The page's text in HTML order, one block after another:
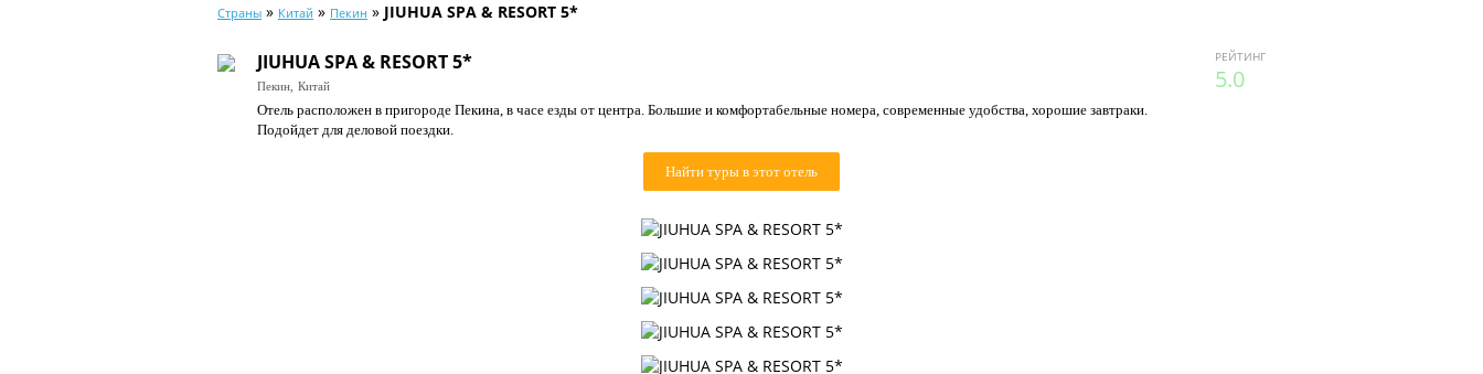
Страны » Китай » Пекин » JIUHUA SPA & RESORT 5*
РЕЙТИНГ
5.0
JIUHUA SPA & RESORT 5*
Пекин, Китай
Отель расположен в пригороде Пекина, в часе езды от центра. Большие и комфортабельные номера, современные удобства, хорошие завтраки.
Подойдет для деловой поездки.
Найти туры в этот отель